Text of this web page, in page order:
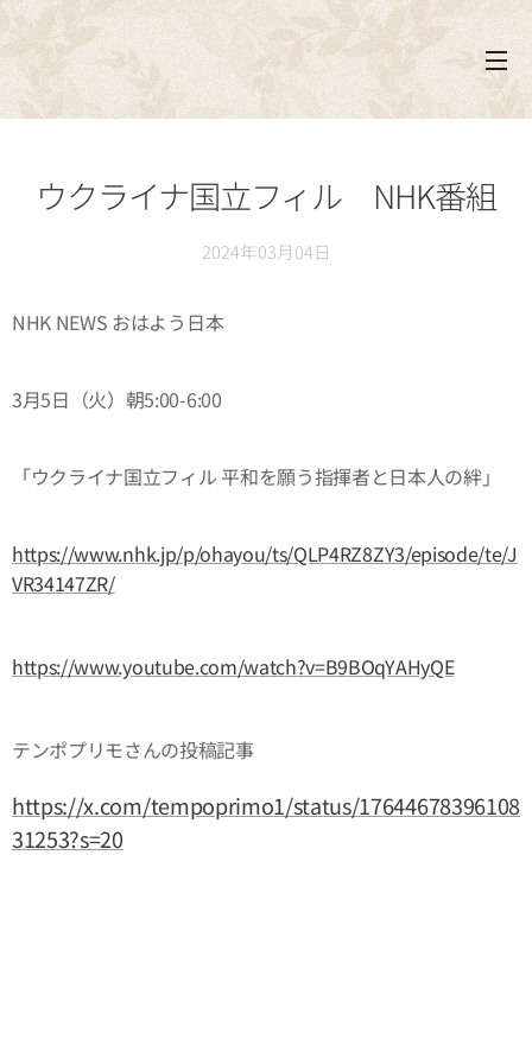
ウクライナ国立フィル NHK番組
2024年03月04日
NHK NEWS おはよう日本
3月5日（火）朝5:00-6:00
「ウクライナ国立フィル 平和を願う指揮者と日本人の絆」
https://www.nhk.jp/p/ohayou/ts/QLP4RZ8ZY3/episode/te/J
VR34147ZR/
https://www.youtube.com/watch?v=B9BOqYAHyQE
テンポプリモさんの投稿記事
https://x.com/tempoprimo1/status/17644678396108
31253?s=20